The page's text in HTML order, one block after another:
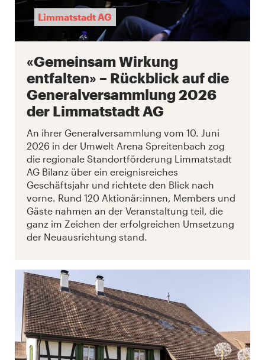
Limmatstadt AG
«Gemeinsam Wirkung
entfalten» – Rückblick auf die
Generalversammlung 2026
der Limmatstadt AG
An ihrer Generalversammlung vom 10. Juni
2026 in der Umwelt Arena Spreitenbach zog
die regionale Standortförderung Limmatstadt
AG Bilanz über ein ereignisreiches
Geschäftsjahr und richtete den Blick nach
vorne. Rund 120 Aktionär:innen, Members und
Gäste nahmen an der Veranstaltung teil, die
ganz im Zeichen der erfolgreichen Umsetzung
der Neuausrichtung stand.